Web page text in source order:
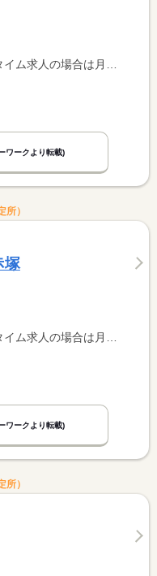
ト求人の場合は時間額を表示しています。
ワークより転載)
）
塚
ト求人の場合は時間額を表示しています。
ワークより転載)
）